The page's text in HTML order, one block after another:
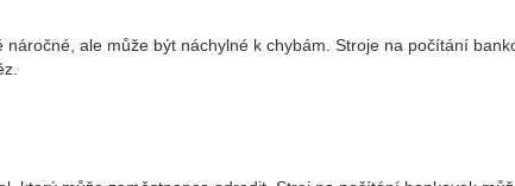
ale může být náchylné k chybám. Stroje na počítání